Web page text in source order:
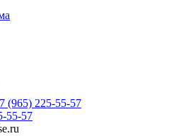
(965) 225-55-57
55-57